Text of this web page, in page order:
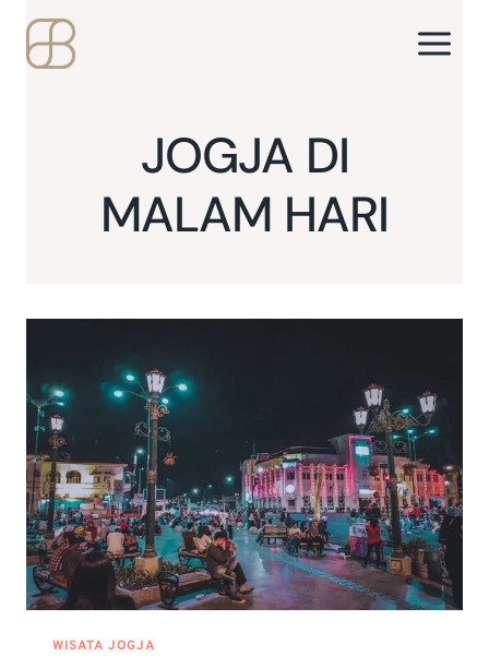
content
JOGJA DI
MALAM HARI
WISATA JOGJA